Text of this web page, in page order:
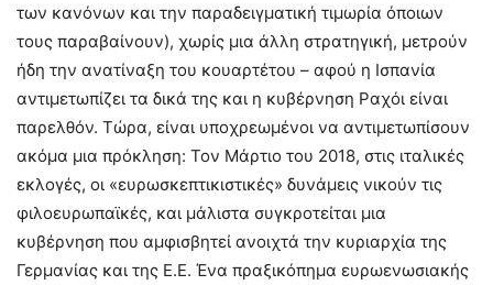
των κανόνων και την παραδειγματική τιμωρία όποιων
τους παραβαίνουν), χωρίς μια άλλη στρατηγική, μετρούν
ήδη την ανατίναξη του κουαρτέτου – αφού η Ισπανία
αντιμετωπίζει τα δικά της και η κυβέρνηση Ραχόι είναι
παρελθόν. Τώρα, είναι υποχρεωμένοι να αντιμετωπίσουν
ακόμα μια πρόκληση: Τον Μάρτιο του 2018, στις ιταλικές
εκλογές, οι «ευρωσκεπτικιστικές» δυνάμεις νικούν τις
φιλοευρωπαϊκές, και μάλιστα συγκροτείται μια
κυβέρνηση που αμφισβητεί ανοιχτά την κυριαρχία της
Γερμανίας και της Ε.Ε. Ένα πραξικόπημα ευρωενωσιακής